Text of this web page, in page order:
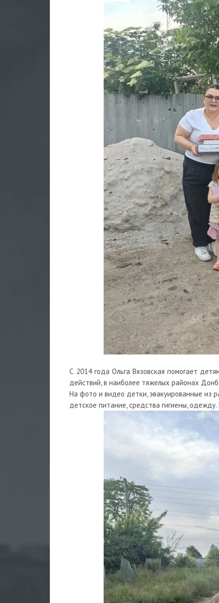
С 2014 года Ольга Вязовская помогает
действий, в наиболее тяжелых районах
На фото и видео детки, эвакуированные из
детское питание, средства гигиены,